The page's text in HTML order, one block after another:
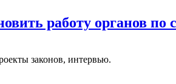
работу органов
законов, интервью.